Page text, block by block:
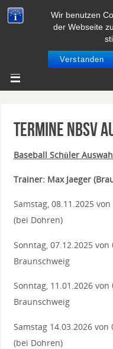
Wir benutzen
der Webseite
Verstanden
Termine NBSV
Baseball Schüler
Trainer: Max Jaeger
Samstag, 08.11.2025
(bei Dohren)
Sonntag, 07.12.2025
Braunschweig
Sonntag, 11.01.2026
Braunschweig
Samstag 14.03.2026
(bei Dohren)